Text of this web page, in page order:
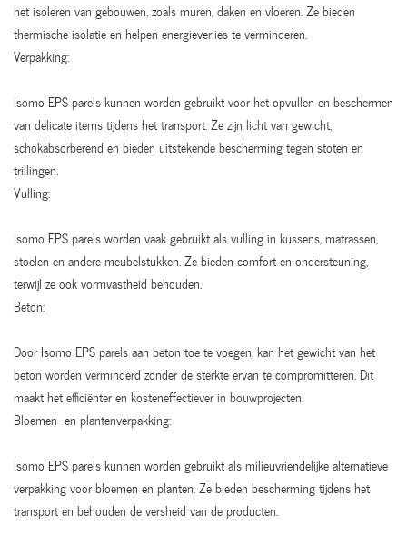
het isoleren van gebouwen, zoals muren, daken en vloeren. Ze bieden
thermische isolatie en helpen energieverlies te verminderen.
Verpakking:
Isomo EPS parels kunnen worden gebruikt voor het opvullen en beschermen
van delicate items tijdens het transport. Ze zijn licht van gewicht,
schokabsorberend en bieden uitstekende bescherming tegen stoten en
trillingen.
Vulling:
Isomo EPS parels worden vaak gebruikt als vulling in kussens, matrassen,
stoelen en andere meubelstukken. Ze bieden comfort en ondersteuning,
terwijl ze ook vormvastheid behouden.
Beton:
Door Isomo EPS parels aan beton toe te voegen, kan het gewicht van het
beton worden verminderd zonder de sterkte ervan te compromitteren. Dit
maakt het efficiënter en kosteneffectiever in bouwprojecten.
Bloemen- en plantenverpakking:
Isomo EPS parels kunnen worden gebruikt als milieuvriendelijke alternatieve
verpakking voor bloemen en planten. Ze bieden bescherming tijdens het
transport en behouden de versheid van de producten.